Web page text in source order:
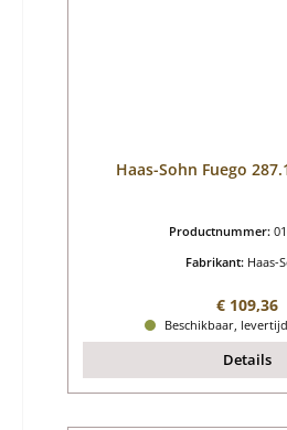
Haas-Sohn Fuego
Productnummer:
Fabrikant: Haas-
Normale
€ 109,36
Beschikbaar,
Details